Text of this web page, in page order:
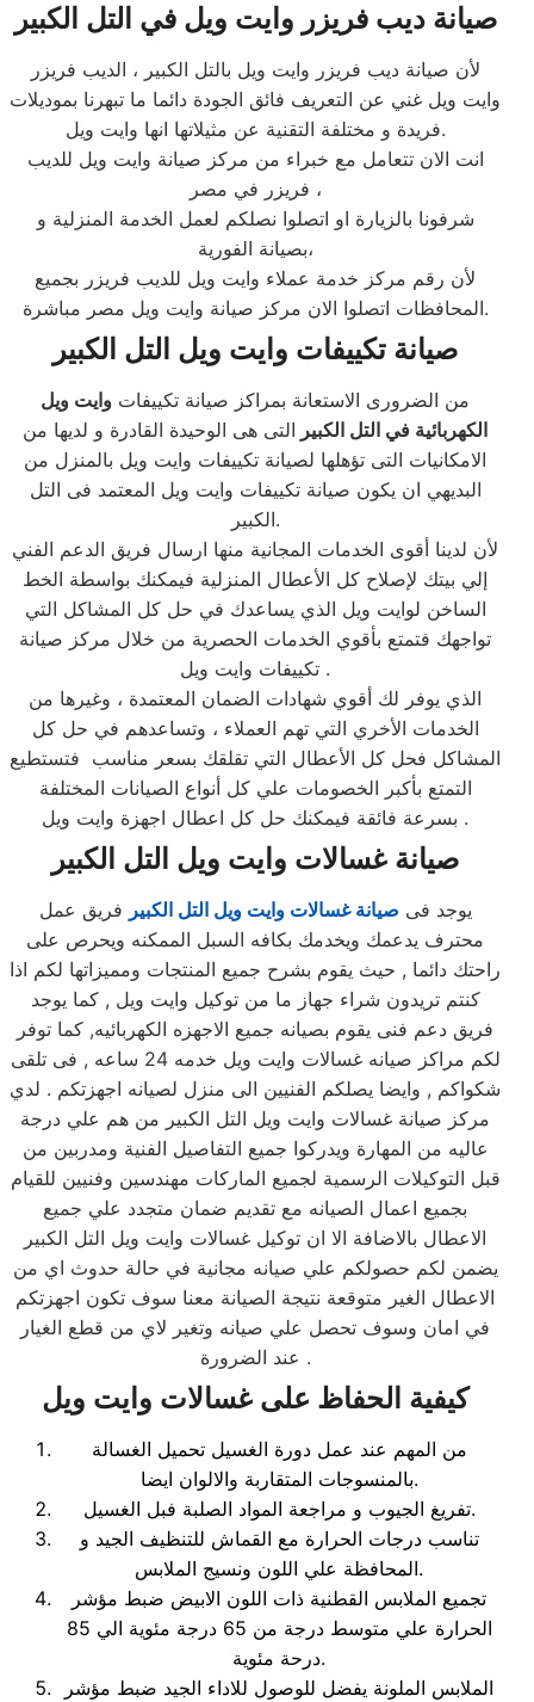
صيانة ديب فريزر وايت ويل في التل الكبير
لأن صيانة ديب فريزر وايت ويل بالتل الكبير ، الديب فريزر
وايت ويل غني عن التعريف فائق الجودة دائما ما تبهرنا بموديلات
فريدة و مختلفة التقنية عن مثيلاتها انها وايت ويل.
انت الان تتعامل مع خبراء من مركز صيانة وايت ويل للديب
فريزر في مصر ،
شرفونا بالزيارة او اتصلوا نصلكم لعمل الخدمة المنزلية و
بصيانة الفورية،
لأن رقم مركز خدمة عملاء وايت ويل للديب فريزر بجميع
المحافظات اتصلوا الان مركز صيانة وايت ويل مصر مباشرة.
صيانة تكييفات وايت ويل التل الكبير
من الضرورى الاستعانة بمراكز صيانة تكييفات وايت ويل
الكهربائية في التل الكبير التى هى الوحيدة القادرة و لديها من
الامكانيات التى تؤهلها لصيانة تكييفات وايت ويل بالمنزل من
البديهي ان يكون صيانة تكييفات وايت ويل المعتمد فى التل
الكبير.
لأن لدينا أقوى الخدمات المجانية منها ارسال فريق الدعم الفني
إلي بيتك لإصلاح كل الأعطال المنزلية فيمكنك بواسطة الخط
الساخن لوايت ويل الذي يساعدك في حل كل المشاكل التي
تواجهك فتمتع بأقوي الخدمات الحصرية من خلال مركز صيانة
تكييفات وايت ويل .
الذي يوفر لك أقوي شهادات الضمان المعتمدة ، وغيرها من
الخدمات الأخري التي تهم العملاء ، وتساعدهم في حل كل
المشاكل فحل كل الأعطال التي تقلقك بسعر مناسب فتستطيع
التمتع بأكبر الخصومات علي كل أنواع الصيانات المختلفة
بسرعة فائقة فيمكنك حل كل اعطال اجهزة وايت ويل .
صيانة غسالات وايت ويل التل الكبير
يوجد فى صيانة غسالات وايت ويل التل الكبير فريق عمل
محترف يدعمك ويخدمك بكافه السبل الممكنه ويحرص على
راحتك دائما , حيث يقوم بشرح جميع المنتجات ومميزاتها لكم اذا
كنتم تريدون شراء جهاز ما من توكيل وايت ويل , كما يوجد
فريق دعم فنى يقوم بصيانه جميع الاجهزه الكهربائيه, كما توفر
لكم مراكز صيانه غسالات وايت ويل خدمه 24 ساعه , فى تلقى
شكواكم , وايضا يصلكم الفنيين الى منزل لصيانه اجهزتكم . لدي
مركز صيانة غسالات وايت ويل التل الكبير من هم علي درجة
عاليه من المهارة ويدركوا جميع التفاصيل الفنية ومدربين من
قبل التوكيلات الرسمية لجميع الماركات مهندسين وفنيين للقيام
بجميع اعمال الصيانه مع تقديم ضمان متجدد علي جميع
الاعطال بالاضافة الا ان توكيل غسالات وايت ويل التل الكبير
يضمن لكم حصولكم علي صيانه مجانية في حالة حدوث اي من
الاعطال الغير متوقعة نتيجة الصيانة معنا سوف تكون اجهزتكم
في امان وسوف تحصل علي صيانه وتغير لاي من قطع الغيار
عند الضرورة .
كيفية الحفاظ على غسالات وايت ويل
من المهم عند عمل دورة الغسيل تحميل الغسالة
بالمنسوجات المتقاربة والالوان ايضا.
تفريغ الجيوب و مراجعة المواد الصلبة فبل الغسيل.
تناسب درجات الحرارة مع القماش للتنظيف الجيد و
المحافظة علي اللون ونسيج الملابس.
تجميع الملابس القطنية ذات اللون الابيض ضبط مؤشر
الحرارة علي متوسط درجة من 65 درجة مئوية الي 85
درحة مئوية.
الملابس الملونة يفضل للوصول للاداء الجيد ضبط مؤشر